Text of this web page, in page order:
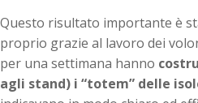
Questo risultato importante è
proprio grazie al lavoro dei
per una settimana hanno
agli stand) i “totem” delle